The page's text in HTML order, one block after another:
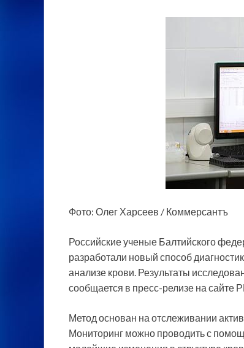
Фото: Олег Харсеев / Коммерсантъ
Российские ученые Балтийского
разработали новый способ
анализе крови. Результаты
сообщается в пресс-релизе на сайте
Метод основан на отслеживании
Мониторинг можно проводить с